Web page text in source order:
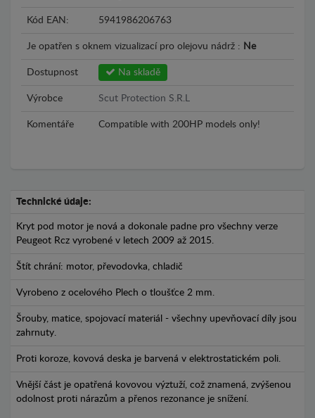
Kód EAN: 5941986206763
Je opatřen s oknem vizualizací pro olejovu nádrž : Ne
Dostupnost Na skladě
Výrobce Scut Protection S.R.L
Komentáře Compatible with 200HP models only!
Technické údaje:
Kryt pod motor je nová a dokonale padne pro všechny verze
Peugeot Rcz vyrobené v letech 2009 až 2015.
Štít chrání: motor, převodovka, chladič
Vyrobeno z ocelového Plech o tloušťce 2 mm.
Šrouby, matice, spojovací materiál - všechny upevňovací díly jsou
zahrnuty.
Proti koroze, kovová deska je barvená v elektrostatickém poli.
Vnější část je opatřená kovovou výztuží, což znamená, zvýšenou
odolnost proti nárazům a přenos rezonance je snížení.